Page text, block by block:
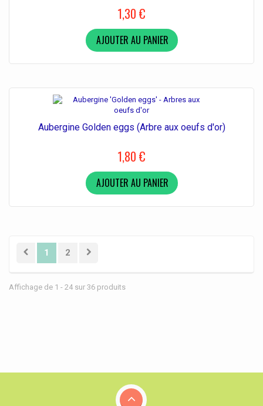
1,30 €
AJOUTER AU PANIER
Aubergine Golden eggs (Arbre aux oeufs d'or)
1,80 €
AJOUTER AU PANIER
1 2
Affichage de 1 - 24 sur 36 produits